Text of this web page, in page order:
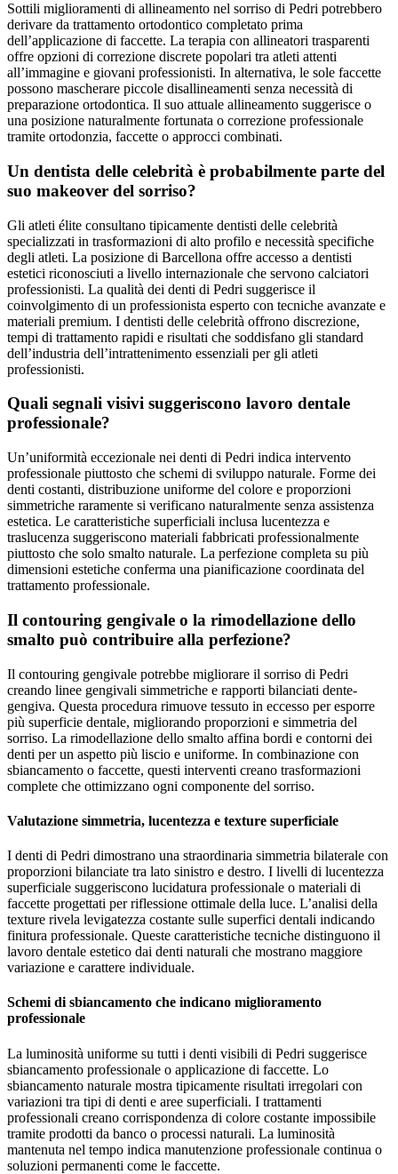
Sottili miglioramenti di allineamento nel sorriso di Pedri potrebbero
derivare da trattamento ortodontico completato prima
dell’applicazione di faccette. La terapia con allineatori trasparenti
offre opzioni di correzione discrete popolari tra atleti attenti
all’immagine e giovani professionisti. In alternativa, le sole faccette
possono mascherare piccole disallineamenti senza necessità di
preparazione ortodontica. Il suo attuale allineamento suggerisce o
una posizione naturalmente fortunata o correzione professionale
tramite ortodonzia, faccette o approcci combinati.
Un dentista delle celebrità è probabilmente parte del
suo makeover del sorriso?
Gli atleti élite consultano tipicamente dentisti delle celebrità
specializzati in trasformazioni di alto profilo e necessità specifiche
degli atleti. La posizione di Barcellona offre accesso a dentisti
estetici riconosciuti a livello internazionale che servono calciatori
professionisti. La qualità dei denti di Pedri suggerisce il
coinvolgimento di un professionista esperto con tecniche avanzate e
materiali premium. I dentisti delle celebrità offrono discrezione,
tempi di trattamento rapidi e risultati che soddisfano gli standard
dell’industria dell’intrattenimento essenziali per gli atleti
professionisti.
Quali segnali visivi suggeriscono lavoro dentale
professionale?
Un’uniformità eccezionale nei denti di Pedri indica intervento
professionale piuttosto che schemi di sviluppo naturale. Forme dei
denti costanti, distribuzione uniforme del colore e proporzioni
simmetriche raramente si verificano naturalmente senza assistenza
estetica. Le caratteristiche superficiali inclusa lucentezza e
traslucenza suggeriscono materiali fabbricati professionalmente
piuttosto che solo smalto naturale. La perfezione completa su più
dimensioni estetiche conferma una pianificazione coordinata del
trattamento professionale.
Il contouring gengivale o la rimodellazione dello
smalto può contribuire alla perfezione?
Il contouring gengivale potrebbe migliorare il sorriso di Pedri
creando linee gengivali simmetriche e rapporti bilanciati dente-
gengiva. Questa procedura rimuove tessuto in eccesso per esporre
più superficie dentale, migliorando proporzioni e simmetria del
sorriso. La rimodellazione dello smalto affina bordi e contorni dei
denti per un aspetto più liscio e uniforme. In combinazione con
sbiancamento o faccette, questi interventi creano trasformazioni
complete che ottimizzano ogni componente del sorriso.
Valutazione simmetria, lucentezza e texture superficiale
I denti di Pedri dimostrano una straordinaria simmetria bilaterale con
proporzioni bilanciate tra lato sinistro e destro. I livelli di lucentezza
superficiale suggeriscono lucidatura professionale o materiali di
faccette progettati per riflessione ottimale della luce. L’analisi della
texture rivela levigatezza costante sulle superfici dentali indicando
finitura professionale. Queste caratteristiche tecniche distinguono il
lavoro dentale estetico dai denti naturali che mostrano maggiore
variazione e carattere individuale.
Schemi di sbiancamento che indicano miglioramento
professionale
La luminosità uniforme su tutti i denti visibili di Pedri suggerisce
sbiancamento professionale o applicazione di faccette. Lo
sbiancamento naturale mostra tipicamente risultati irregolari con
variazioni tra tipi di denti e aree superficiali. I trattamenti
professionali creano corrispondenza di colore costante impossibile
tramite prodotti da banco o processi naturali. La luminosità
mantenuta nel tempo indica manutenzione professionale continua o
soluzioni permanenti come le faccette.